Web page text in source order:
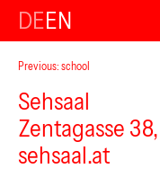
DEEN
Previous: school
Sehsaal
Zentagasse
sehsaal.at